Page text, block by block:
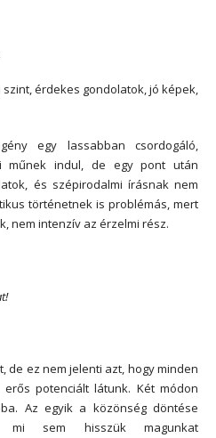
érdekes gondolatok, jó képek,
egy lassabban csordogáló,
műnek indul, de egy pont után
és szépirodalmi írásnak nem
történetnek is problémás, mert
nem intenzív az érzelmi rész.
de ez nem jelenti azt, hogy minden
potenciált látunk. Két módon
Az egyik a közönség döntése
mi sem hisszük magunkat